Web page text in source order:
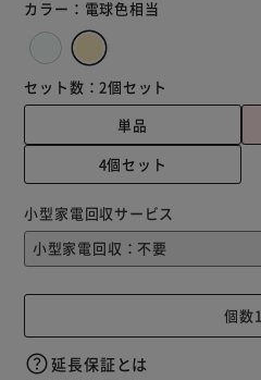
カラー： 電球色相当
セット数： 2個セット
単品
4個セット
小型家電回収サービス
延長保証とは